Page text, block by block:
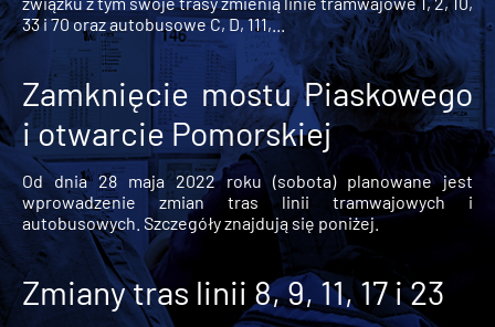
33 i 70 oraz autobusowe C, D, 111,...
Zamknięcie mostu Piaskowego
i otwarcie Pomorskiej
Od dnia 28 maja 2022 roku (sobota) planowane jest
wprowadzenie zmian tras linii tramwajowych i
autobusowych. Szczegóły znajdują się poniżej.
Zmiany tras linii 8, 9, 11, 17 i 23